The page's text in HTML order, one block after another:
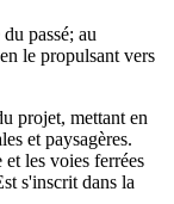
passé; au
le propulsant vers
projet, mettant en
et paysagères.
les voies ferrées
s'inscrit dans la